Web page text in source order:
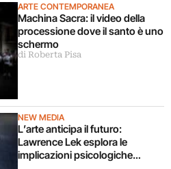
ARTE CONTEMPORANEA
Machina Sacra: il video della
processione dove il santo è uno
schermo
di Roberta Pisa
NEW MEDIA
L’arte anticipa il futuro:
Lawrence Lek esplora le
implicazioni psicologiche